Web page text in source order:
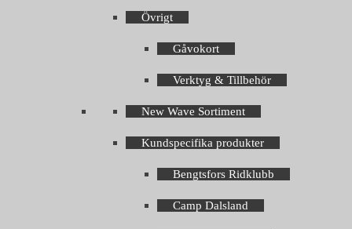
Övrigt
Gåvokort
Verktyg & Tillbehör
New Wave Sortiment
Kundspecifika produkter
Bengtsfors Ridklubb
Camp Dalsland